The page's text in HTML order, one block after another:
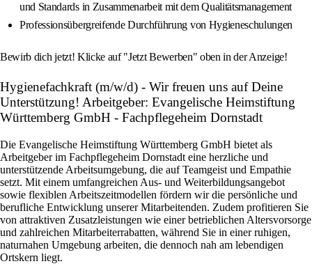
und Standards in Zusammenarbeit mit dem Qualitätsmanagement
Professionsübergreifende Durchführung von Hygieneschulungen
Bewirb dich jetzt! Klicke auf "Jetzt Bewerben" oben in der Anzeige!
Hygienefachkraft (m/w/d) - Wir freuen uns auf Deine
Unterstützung! Arbeitgeber: Evangelische Heimstiftung
Württemberg GmbH - Fachpflegeheim Dornstadt
Die Evangelische Heimstiftung Württemberg GmbH bietet als
Arbeitgeber im Fachpflegeheim Dornstadt eine herzliche und
unterstützende Arbeitsumgebung, die auf Teamgeist und Empathie
setzt. Mit einem umfangreichen Aus- und Weiterbildungsangebot
sowie flexiblen Arbeitszeitmodellen fördern wir die persönliche und
berufliche Entwicklung unserer Mitarbeitenden. Zudem profitieren Sie
von attraktiven Zusatzleistungen wie einer betrieblichen Altersvorsorge
und zahlreichen Mitarbeiterrabatten, während Sie in einer ruhigen,
naturnahen Umgebung arbeiten, die dennoch nah am lebendigen
Ortskern liegt.